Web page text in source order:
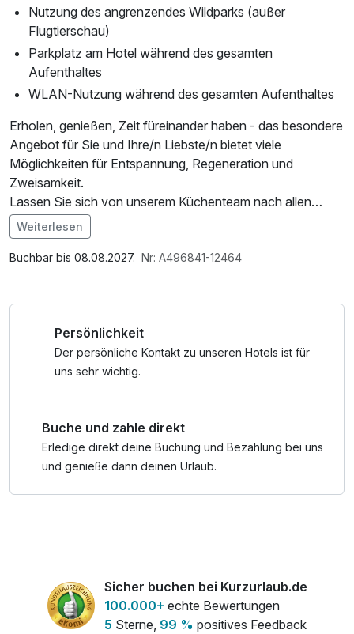
Nutzung des angrenzendes Wildparks (außer
Flugtierschau)
Parkplatz am Hotel während des gesamten
Aufenthaltes
WLAN-Nutzung während des gesamten Aufenthaltes
Erholen, genießen, Zeit füreinander haben - das besondere
Angebot für Sie und Ihre/n Liebste/n bietet viele
Möglichkeiten für Entspannung, Regeneration und
Zweisamkeit.
Lassen Sie sich von unserem Küchenteam nach allen
Regeln der Kochkunst mit einem täglich wechselndem
Menü oder Buffet verwöhnen.
Mit unserem vielfältigem Wellness- und
sowie dem Beauty Center bringen Sie Körper, Geist und
Seele in Einklang.
Weiterlesen
Buchbar bis 08.08.2027. Nr: A496841-12464
Persönlichkeit
Der persönliche Kontakt zu unseren Hotels ist für
uns sehr wichtig.
Buche und zahle direkt
Erledige direkt deine Buchung und Bezahlung bei uns
und genieße dann deinen Urlaub.
Sicher buchen bei Kurzurlaub.de
100.000+ echte Bewertungen
5 Sterne, 99 % positives Feedback